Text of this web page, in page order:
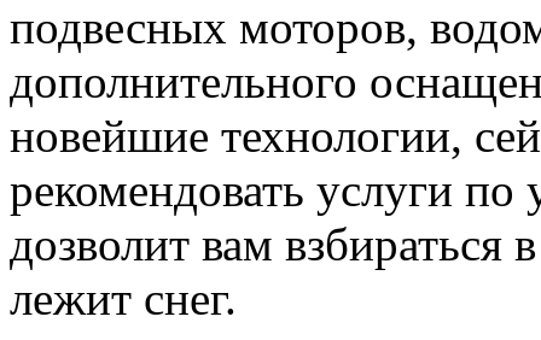
подвесных моторов,
дополнительного
новейшие технологии,
рекомендовать услуги
дозволит вам взбираться
лежит снег.